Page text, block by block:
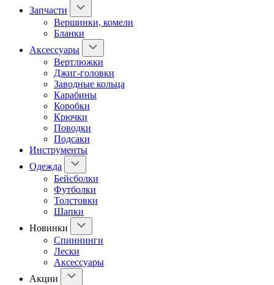
Запчасти
Вершинки, комели
Бланки
Аксессуары
Вертлюжки
Джиг-головки
Заводные кольца
Карабины
Коробки
Крючки
Поводки
Подсаки
Инструменты
Одежда
Бейсболки
Футболки
Толстовки
Шапки
Новинки
Спиннинги
Лески
Аксессуары
Акции